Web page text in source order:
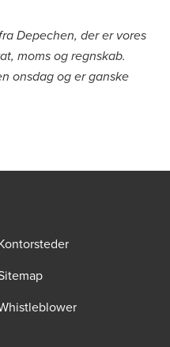
Depechen, der er vores
moms og regnskab.
onsdag og er ganske